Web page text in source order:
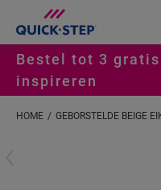
Bestel tot 3
inspireren
HOME GEBORSTELDE BEIGE